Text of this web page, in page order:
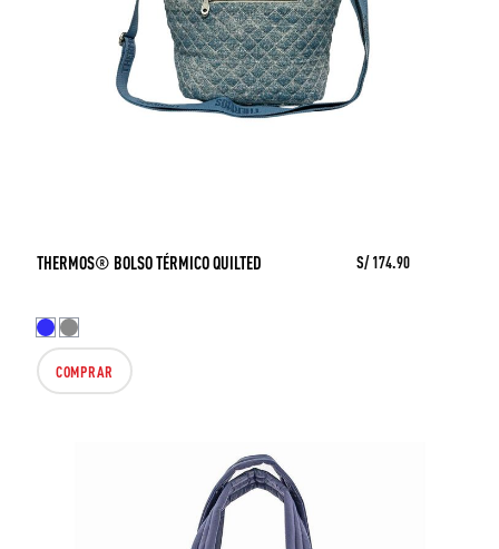
THERMOS® BOLSO TÉRMICO QUILTED S/ 174.90
COMPRAR